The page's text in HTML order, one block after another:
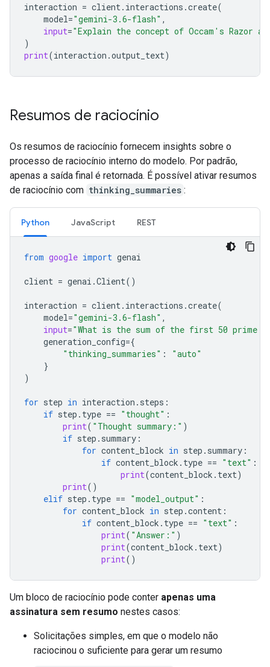
interaction = client. interactions .create(
model="gemini-3.6-flash" ,
input="Explain the concept of Occam's Razor
)
print(interaction .output_text)
Resumos de raciocínio
Os resumos de raciocínio fornecem insights sobre o
processo de raciocínio interno do modelo. Por padrão,
apenas a saída final é retornada. É possível ativar resumos
de raciocínio com thinking_summaries :
Python JavaScript REST
from google import genai
client = genai .Client()
interaction = client. interactions .create(
model="gemini-3.6-flash" ,
input="What is the sum of the first 50 prime
generation_config={
"thinking_summaries" :
"auto"
}
)
for step in interaction . steps :
if step . type == "thought" :
print( "Thought summary:" )
if step . summary :
for content_block in step . summary :
if content_block . type == "text" :
print(content_block . text)
print()
elif step . type == "model_output" :
for content_block in step .content :
if content_block . type == "text" :
print( "Answer:" )
print(content_block . text)
print()
Um bloco de raciocínio pode conter apenas uma
assinatura sem resumo nestes casos:
Solicitações simples, em que o modelo não
raciocinou o suficiente para gerar um resumo